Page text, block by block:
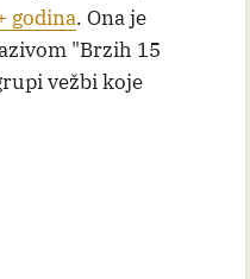
godina. Ona je
"Brzih 15
vežbi koje